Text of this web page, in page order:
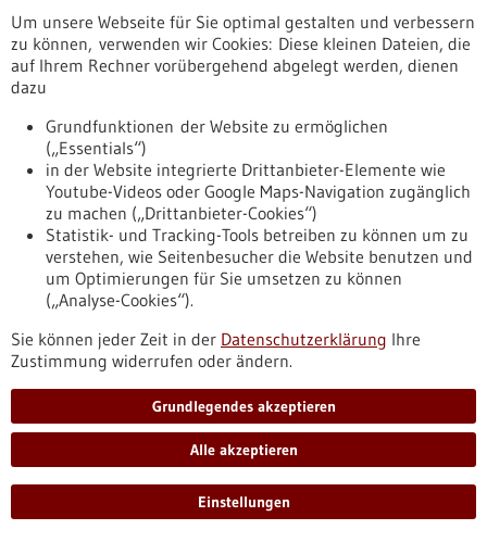
Interventionszentrum
Das Universitätsklinikum Freiburg hat am 8. Juli 2024 das
Radiologische Interventionszentrum (RIZ) eingeweiht. In nur
17 Monaten entstand die 460 Quadratmeter große
durch das Universitätsklinikum. Das Zentrum enthält drei
Eingriffsräume, ausgestattet mit modernster Bildgebung, in
denen minimal-invasive Behandlungen bei höchster
Sicherheit erfolgen.
https://www.gesundheitsindustrie-
bw.de/fachbeitrag/pm/einweihung-des-radiologischen-
interventionszentrum
Pressemitteilung - 05.07.2024
Ausgezeichnete Ideen: neue
Bildgebungsverfahren zur Krebsdiagnostik
oder Nanopropeller für die okulare
Der Sommerempfang der BioRegio STERN Management
GmbH bot auch in diesem Jahr den festlichen Rahmen für die
Science2Start-Preisverleihung. An der Sternwarte in
Um unsere Webseite für Sie optimal gestalten und verbessern
zu können, verwenden wir Cookies: Diese kleinen Dateien, die
auf Ihrem Rechner vorübergehend abgelegt werden, dienen
dazu
Grundfunktionen der Website zu ermöglichen
(„Essentials“)
in der Website integrierte Drittanbieter-Elemente wie
Youtube-Videos oder Google Maps-Navigation zugänglich
zu machen („Drittanbieter-Cookies“)
Statistik- und Tracking-Tools betreiben zu können um zu
verstehen, wie Seitenbesucher die Website benutzen und
um Optimierungen für Sie umsetzen zu können
(„Analyse-Cookies“).
Sie können jeder Zeit in der Datenschutzerklärung Ihre
Zustimmung widerrufen oder ändern.
Grundlegendes akzeptieren
Alle akzeptieren
Einstellungen